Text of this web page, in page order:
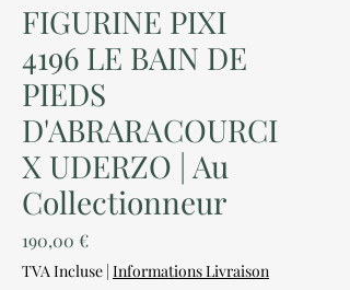
FIGURINE PIXI
4196 LE BAIN DE
PIEDS
D'ABRARACOURCI
X UDERZO | Au
Collectionneur
190,00 €Prix
TVA Incluse | Informations Livraison